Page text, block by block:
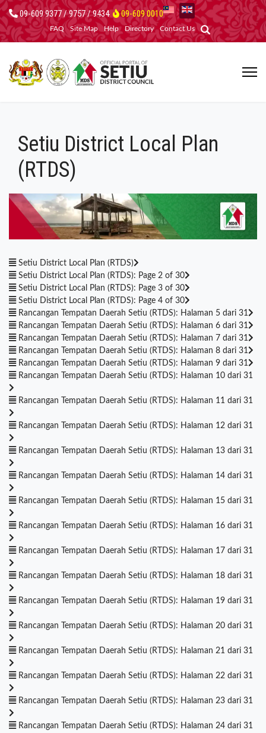
09-609 9377 / 9757 / 9434 09-609 0010
FAQ Site Map Help Directory Contact Us
Setiu District Local Plan
(RTDS)
Setiu District Local Plan (RTDS)
Setiu District Local Plan (RTDS): Page 2 of 30
Setiu District Local Plan (RTDS): Page 3 of 30
Setiu District Local Plan (RTDS): Page 4 of 30
Rancangan Tempatan Daerah Setiu (RTDS): Halaman 5 dari 31
Rancangan Tempatan Daerah Setiu (RTDS): Halaman 6 dari 31
Rancangan Tempatan Daerah Setiu (RTDS): Halaman 7 dari 31
Rancangan Tempatan Daerah Setiu (RTDS): Halaman 8 dari 31
Rancangan Tempatan Daerah Setiu (RTDS): Halaman 9 dari 31
Rancangan Tempatan Daerah Setiu (RTDS): Halaman 10 dari 31
Rancangan Tempatan Daerah Setiu (RTDS): Halaman 11 dari 31
Rancangan Tempatan Daerah Setiu (RTDS): Halaman 12 dari 31
Rancangan Tempatan Daerah Setiu (RTDS): Halaman 13 dari 31
Rancangan Tempatan Daerah Setiu (RTDS): Halaman 14 dari 31
Rancangan Tempatan Daerah Setiu (RTDS): Halaman 15 dari 31
Rancangan Tempatan Daerah Setiu (RTDS): Halaman 16 dari 31
Rancangan Tempatan Daerah Setiu (RTDS): Halaman 17 dari 31
Rancangan Tempatan Daerah Setiu (RTDS): Halaman 18 dari 31
Rancangan Tempatan Daerah Setiu (RTDS): Halaman 19 dari 31
Rancangan Tempatan Daerah Setiu (RTDS): Halaman 20 dari 31
Rancangan Tempatan Daerah Setiu (RTDS): Halaman 21 dari 31
Rancangan Tempatan Daerah Setiu (RTDS): Halaman 22 dari 31
Rancangan Tempatan Daerah Setiu (RTDS): Halaman 23 dari 31
Rancangan Tempatan Daerah Setiu (RTDS): Halaman 24 dari 31